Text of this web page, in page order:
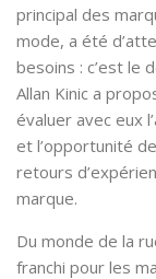
principal des
mode, a été
besoins : c’est le
Allan Kinic a
évaluer avec eux
et l’opportunité
retours
marque.
Du monde de la
franchi pour les